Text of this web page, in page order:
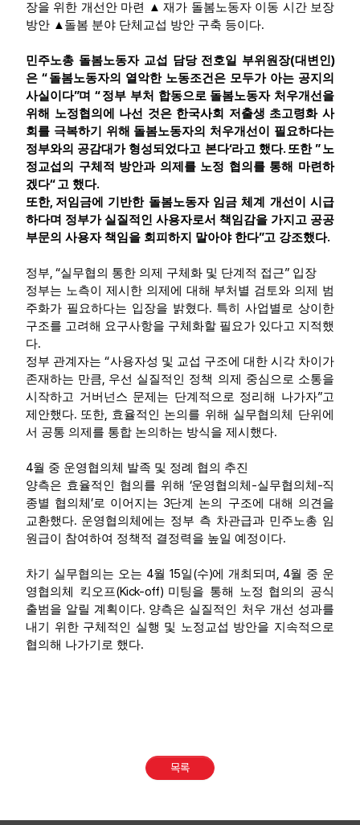
장을 위한 개선안 마련
▲재가 돌봄노동자 이동 시간 보장
방안 ▲돌봄 분야 단체교섭 방안 구축 등이다.
민주노총 돌봄노동자 교섭 담당 전호일 부위원장(대변인)
은 “돌봄노동자의 열악한 노동조건은 모두가 아는 공지의
사실이다”며“정부 부처 합동으로 돌봄노동자 처우개선을
위해 노정협의에 나선 것은 한국사회 저출생 초고령화 사
회를 극복하기 위해 돌봄노동자의 처우개선이 필요하다는
정부와의 공감대가 형성되었다고 본다‘라고 했다. 또한 ” 노
정교섭의 구체적 방안과 의제를 노정 협의를 통해 마련하
겠다“ 고 했다.
또한, 저임금에 기반한 돌봄노동자 임금 체계 개선이 시급
하다며 정부가 실질적인 사용자로서 책임감을 가지고 공공
부문의 사용자 책임을 회피하지 말아야 한다”고 강조했다.
정부, “실무협의 통한 의제 구체화 및 단계적 접근” 입장
정부는 노측이 제시한 의제에 대해 부처별 검토와 의제 범
주화가 필요하다는 입장을 밝혔다. 특히 사업별로 상이한
구조를 고려해 요구사항을 구체화할 필요가 있다고 지적했
다.
정부 관계자는“사용자성 및 교섭 구조에 대한 시각 차이가
존재하는 만큼, 우선 실질적인 정책 의제 중심으로 소통을
시작하고 거버넌스 문제는 단계적으로 정리해 나가자”고
제안했다. 또한, 효율적인 논의를 위해 실무협의체 단위에
서 공통 의제를 통합 논의하는 방식을 제시했다.
4월 중 운영협의체 발족 및 정례 협의 추진
양측은 효율적인 협의를 위해 ‘운영협의체 -실무협의체 -직
종별 협의체’로 이어지는 3단계 논의 구조에 대해 의견을
교환했다. 운영협의체에는 정부 측 차관급과 민주노총 임
원급이 참여하여 정책적 결정력을 높일 예정이다.
차기 실무협의는 오는 4월15일(수)에 개최되며 , 4월 중 운
영협의체 킥오프(Kick-off) 미팅을 통해 노정 협의의 공식
출범을 알릴 계획이다. 양측은 실질적인 처우 개선 성과를
내기 위한 구체적인 실행 및 노정교섭 방안을 지속적으로
협의해 나가기로 했다.
목록